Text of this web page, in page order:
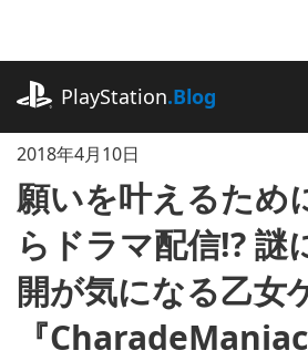
に
キ
ッ
プ
PlayStation.Blog
2018年4月10日
願いを叶えるため
らドラマ配信!? 謎
開が気になる乙女
『